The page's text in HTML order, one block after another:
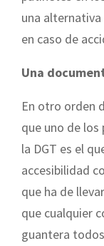
una
en caso de
Una
En otro orden
que uno de
la DGT es el
accesibilidad
que ha de
que cualquier
guantera